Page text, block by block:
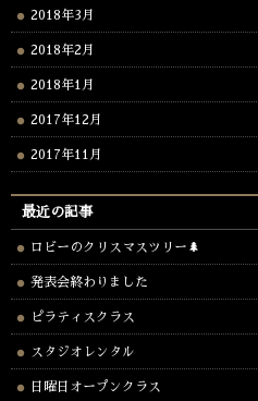
2018年3月
2018年2月
2018年1月
2017年12月
2017年11月
最近の記事
ロビーのクリスマスツリー🌲
発表会終わりました
ピラティスクラス
スタジオレンタル
日曜日オープンクラス